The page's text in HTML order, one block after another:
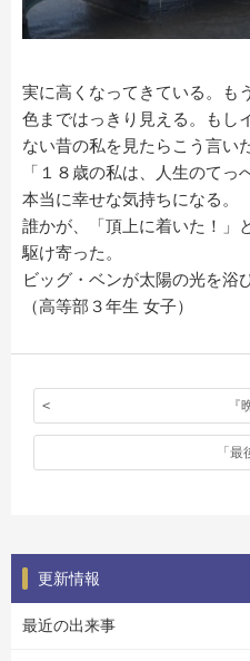
実に高くなってきている。も
色まではっきり見える。もし
ない昔の私を見たらこう言い
「１８歳の私は、人生のてっ
本当に幸せな気持ちになる。
誰かが、「頂上に着いた！」
駆け寄った。
ビッグ・ベンが太陽の光を浴
（高等部３年生 女子）
『
「最
更新情報
最近の出来事